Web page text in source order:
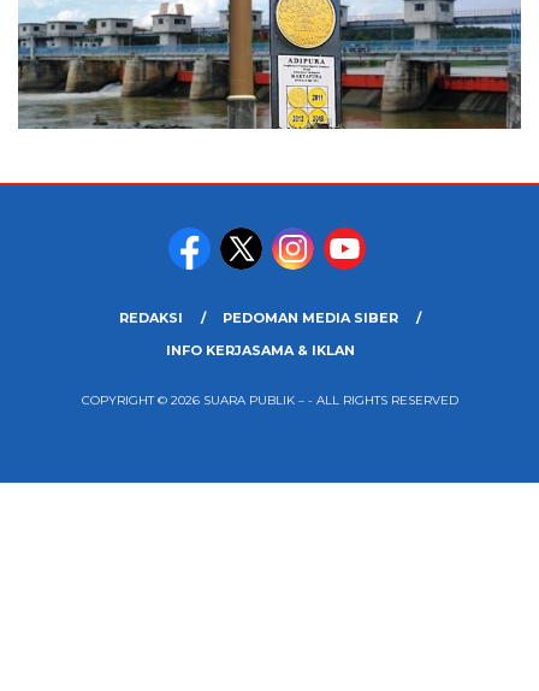
REDAKSI
PEDOMAN MEDIA SIBER
INFO KERJASAMA & IKLAN
COPYRIGHT © 2026 SUARA PUBLIK – - ALL RIGHTS RESERVED